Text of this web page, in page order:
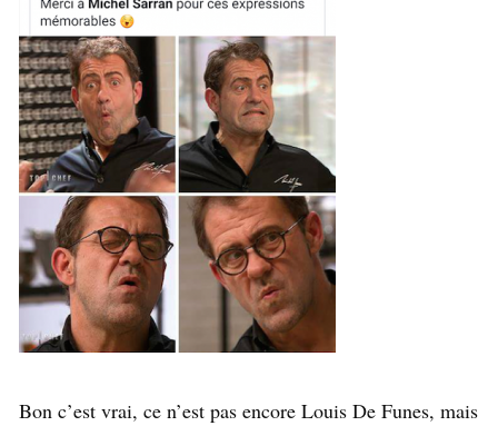
Bon c’est vrai, ce n’est pas encore Louis De Funes, mais